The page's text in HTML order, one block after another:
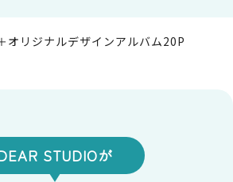
オリジナルデザインアルバム20P
STUDIOが
携先（情報提供元、広告主、広告
みます。以下、｢提携先｣といいま
収集することがあります。